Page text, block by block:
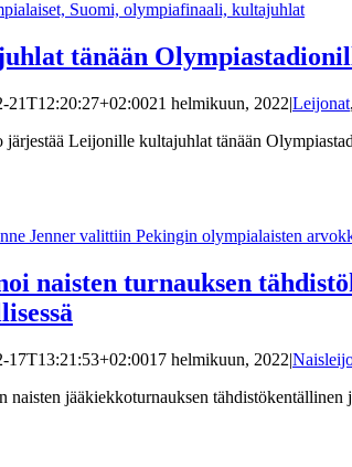
tänään
21T12:20:27+02:0021 helmikuun, 2022|Leijonat,
järjestää Leijonille kultajuhlat tänään
naisten turnauksen
17T13:21:53+02:0017 helmikuun, 2022|
naisten jääkiekkoturnauksen